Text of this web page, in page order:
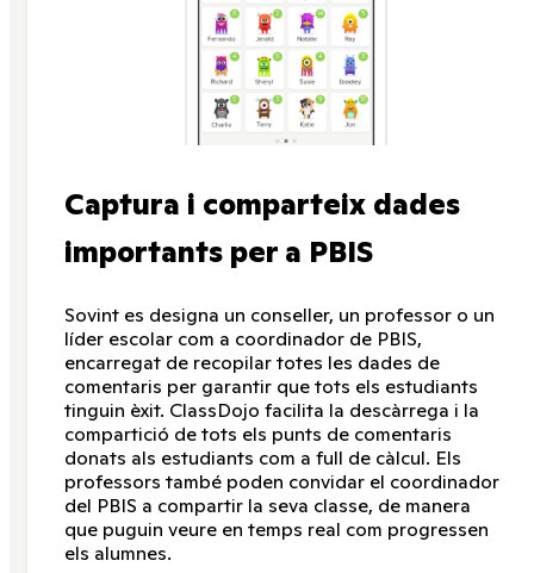
Captura i comparteix dades
importants per a PBIS
Sovint es designa un conseller, un professor o un
líder escolar com a coordinador de PBIS,
encarregat de recopilar totes les dades de
comentaris per garantir que tots els estudiants
tinguin èxit. ClassDojo facilita la descàrrega i la
compartició de tots els punts de comentaris
donats als estudiants com a full de càlcul. Els
professors també poden convidar el coordinador
del PBIS a compartir la seva classe, de manera
que puguin veure en temps real com progressen
els alumnes.